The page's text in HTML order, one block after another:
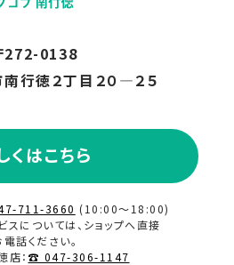
272-0138
行徳２丁目２０―２５
くはこちら
711-3660 (10:00～18:00)
スについては、ショップへ直接
電話ください。
店： ☎ 047-306-1147